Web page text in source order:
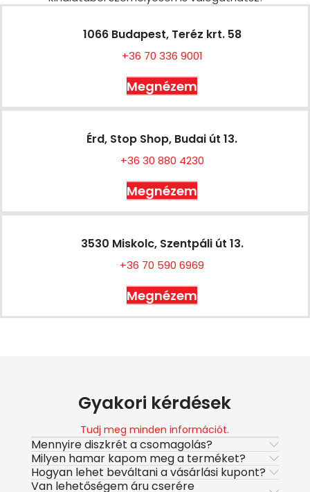
1066 Budapest, Teréz krt. 58
+36 70 336 9001
Megnézem
Érd, Stop Shop, Budai út 13.
+36 30 880 4230
Megnézem
3530 Miskolc, Szentpáli út 13.
+36 70 590 6969
Megnézem
Gyakori kérdések
Tudj meg minden információt.
Mennyire diszkrét a csomagolás?
Milyen hamar kapom meg a terméket?
Hogyan lehet beváltani a vásárlási kupont?
Van lehetőségem áru cserére